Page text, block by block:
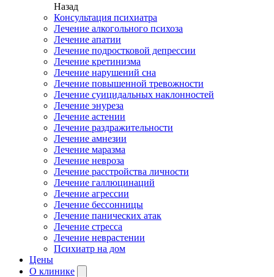
Назад
Консультация психиатра
Лечение алкогольного психоза
Лечение апатии
Лечение подростковой депрессии
Лечение кретинизма
Лечение нарушений сна
Лечение повышенной тревожности
Лечение суицидальных наклонностей
Лечение энуреза
Лечение астении
Лечение раздражительности
Лечение амнезии
Лечение маразма
Лечение невроза
Лечение расстройства личности
Лечение галлюцинаций
Лечение агрессии
Лечение бессонницы
Лечение панических атак
Лечение стресса
Лечение неврастении
Психиатр на дом
Цены
О клинике